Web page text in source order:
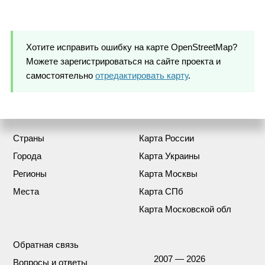
Хотите исправить ошибку на карте OpenStreetMap?
Можете зарегистрироваться на сайте проекта и
самостоятельно отредактировать карту.
Страны
Города
Регионы
Места
Карта России
Карта Украины
Карта Москвы
Карта СПб
Карта Московской обл
Обратная связь
Вопросы и ответы
2007 — 2026